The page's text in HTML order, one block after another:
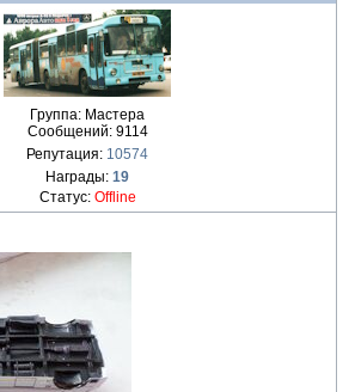
Группа: Мастера
Сообщений: 9114
Репутация: 10574
Награды: 19
Статус: Offline